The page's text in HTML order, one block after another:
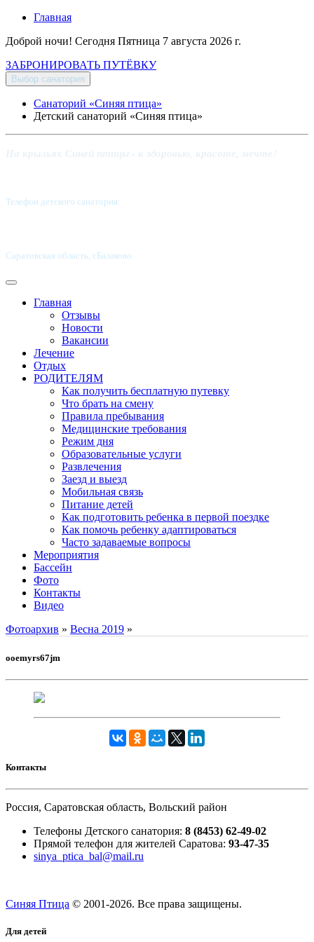
Главная
Доброй ночи! Сегодня Пятница 7 августа 2026 г.
ЗАБРОНИРОВАТЬ ПУТЁВКУ
Выбор санатория
Санаторий «Синяя птица»
Детский санаторий «Синяя птица»
Телефон детского санатория:
Саратовская область, г.Балаково
Главная
Отзывы
Новости
Вакансии
Лечение
Отдых
РОДИТЕЛЯМ
Как получить бесплатную путевку
Что брать на смену
Правила пребывания
Медицинские требования
Режим дня
Образовательные услуги
Развлечения
Заезд и выезд
Мобильная связь
Питание детей
Как подготовить ребенка в первой поездке
Как помочь ребенку адаптироваться
Часто задаваемые вопросы
Мероприятия
Бассейн
Фото
Контакты
Видео
Фотоархив » Весна 2019 »
ooemyrs67jm
Контакты
Россия, Саратовская область, Вольский район
Телефоны Детского санатория: 8 (8453) 62-49-02
Прямой телефон для жителей Саратова: 93-47-35
sinya_ptica_bal@mail.ru
Синяя Птица © 2001-2026. Все права защищены.
Для детей